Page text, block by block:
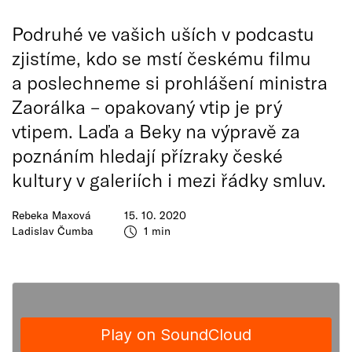
Rebeka Maxová
Ladislav Čumba
15. 10. 2020
1 min
Podruhé ve vašich uších v podcastu
zjistíme, kdo se mstí českému filmu
a poslechneme si prohlášení ministra
Zaorálka – opakovaný vtip je prý
vtipem. Laďa a Beky na výpravě za
poznáním hledají přízraky české
kultury v galeriích i mezi řádky smluv.